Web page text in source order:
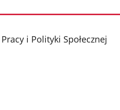
i Polityki Społecznej